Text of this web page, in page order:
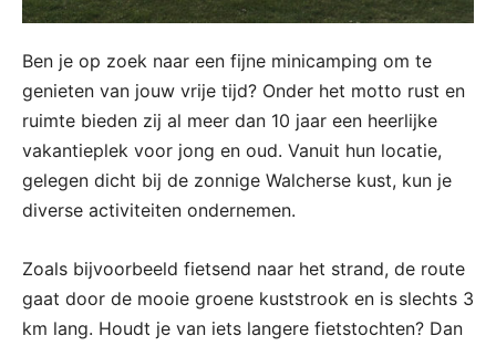
Ben je op zoek naar een fijne minicamping om te
genieten van jouw vrije tijd? Onder het motto rust en
ruimte bieden zij al meer dan 10 jaar een heerlijke
vakantieplek voor jong en oud. Vanuit hun locatie,
gelegen dicht bij de zonnige Walcherse kust, kun je
diverse activiteiten ondernemen.
Zoals bijvoorbeeld fietsend naar het strand, de route
gaat door de mooie groene kuststrook en is slechts 3
km lang. Houdt je van iets langere fietstochten? Dan